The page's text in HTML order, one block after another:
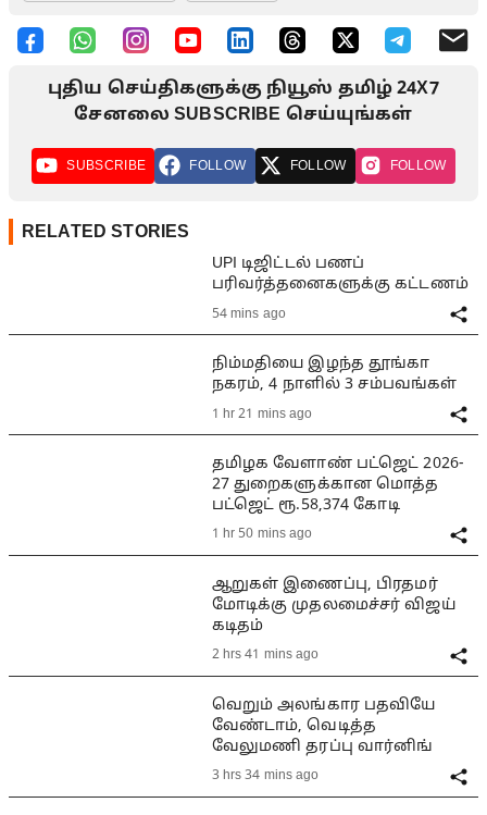
புதிய செய்திகளுக்கு நியூஸ் தமிழ் 24X7
சேனலை SUBSCRIBE செய்யுங்கள்
SUBSCRIBE FOLLOW FOLLOW FOLLOW
RELATED STORIES
UPI டிஜிட்டல் பணப்
பரிவர்த்தனைகளுக்கு கட்டணம்
54 mins ago
நிம்மதியை இழந்த தூங்கா
நகரம், 4 நாளில் 3 சம்பவங்கள்
1 hr 21 mins ago
தமிழக வேளாண் பட்ஜெட் 2026-
27 துறைகளுக்கான மொத்த
பட்ஜெட் ரூ.58,374 கோடி
1 hr 50 mins ago
ஆறுகள் இணைப்பு, பிரதமர்
மோடிக்கு முதலமைச்சர் விஜய்
கடிதம்
2 hrs 41 mins ago
வெறும் அலங்கார பதவியே
வேண்டாம், வெடித்த
வேலுமணி தரப்பு வார்னிங்
3 hrs 34 mins ago